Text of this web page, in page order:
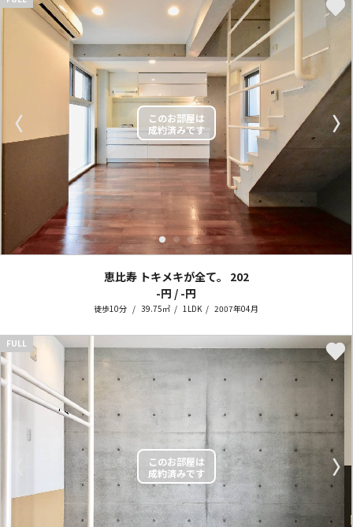
〈 〉
恵比寿 トキメキが全て。
202
-円 / -円
徒歩10分 39.75㎡ 1LDK 2007年04月
〉
FULL